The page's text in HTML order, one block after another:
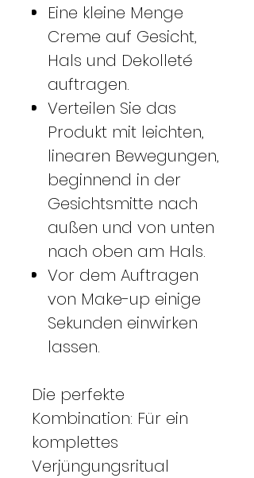
Eine kleine Menge
Creme auf Gesicht,
Hals und Dekolleté
auftragen.
Verteilen Sie das
Produkt mit leichten,
linearen Bewegungen,
beginnend in der
Gesichtsmitte nach
außen und von unten
nach oben am Hals.
Vor dem Auftragen
von Make-up einige
Sekunden einwirken
lassen.
Die perfekte
Kombination: Für ein
komplettes
Verjüngungsritual